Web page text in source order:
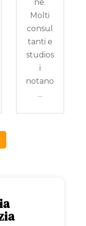
ne.
Molti
consul
tanti e
studios
i
notano
...